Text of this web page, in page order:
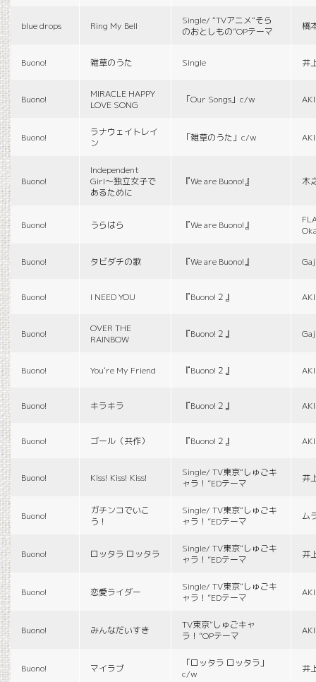
blue drops Ring My Bell
Single/ “TVアニメ“そら
のおとしもの”OPテーマ
橋
Buono! 雑草のうた Single 井
Buono!
MIRACLE HAPPY
LOVE SONG
「Our Songs」c/w
Buono!
ラナウェイトレイ
ン
「雑草のうた」c/w
Buono!
Independent
Girl〜独立女子で
あるために
『We are Buono!』 木
Buono! うらはら 『We are Buono!』
Buono! タビダチの歌 『We are Buono!』
Buono! I NEED YOU 『Buono!２』
Buono!
OVER THE
RAINBOW
『Buono!２』
Buono! You're My Friend 『Buono!２』
Buono! キラキラ 『Buono!２』
Buono! ゴール（共作） 『Buono!２』
Buono! Kiss! Kiss! Kiss!
Single/ TV東京“しゅごキ
ャラ！”EDテーマ
井
Buono!
ガチンコでいこ
う！
Single/ TV東京“しゅごキ
ャラ！”EDテーマ
ム
Buono! ロッタラ ロッタラ
Single/ TV東京“しゅごキ
ャラ！”EDテーマ
井
Buono! 恋愛ライダー
Single/ TV東京“しゅごキ
ャラ！”EDテーマ
Buono! みんなだいすき
TV東京“しゅごキャ
ラ！”OPテーマ
Buono! マイラブ
「ロッタラ ロッタラ」
c/w
井